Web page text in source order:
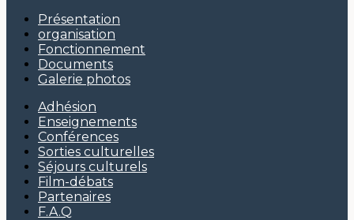
Présentation
organisation
Fonctionnement
Documents
Galerie photos
Adhésion
Enseignements
Conférences
Sorties culturelles
Séjours culturels
Film-débats
Partenaires
F.A.Q